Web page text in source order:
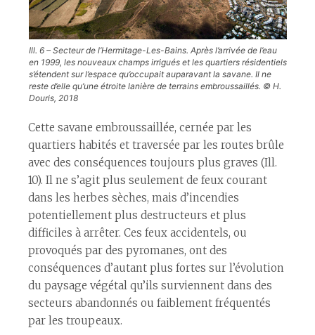
Ill. 6 – Secteur de l’Hermitage-Les-Bains. Après l’arrivée de l’eau
en 1999, les nouveaux champs irrigués et les quartiers résidentiels
s’étendent sur l’espace qu’occupait auparavant la savane. Il ne
reste d’elle qu’une étroite lanière de terrains embroussaillés. © H.
Douris, 2018
Cette savane embroussaillée, cernée par les
quartiers habités et traversée par les routes brûle
avec des conséquences toujours plus graves (Ill.
10). Il ne s’agit plus seulement de feux courant
dans les herbes sèches, mais d’incendies
potentiellement plus destructeurs et plus
difficiles à arrêter. Ces feux accidentels, ou
provoqués par des pyromanes, ont des
conséquences d’autant plus fortes sur l’évolution
du paysage végétal qu’ils surviennent dans des
secteurs abandonnés ou faiblement fréquentés
par les troupeaux.